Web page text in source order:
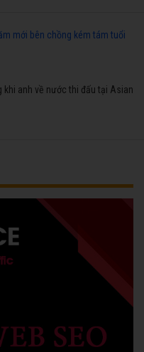
mới bên chồng kém tám tuổi
khi anh về nước thi đấu tại Asian